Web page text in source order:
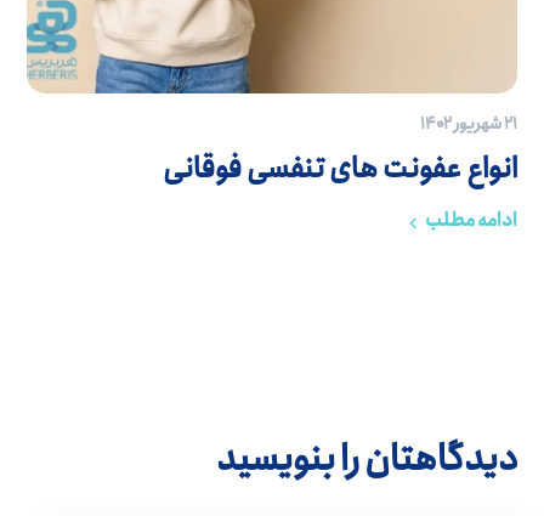
۲۱ شهریور ۱۴۰۲
انواع عفونت های تنفسی فوقانی
ادامه مطلب
دیدگاهتان را بنویسید